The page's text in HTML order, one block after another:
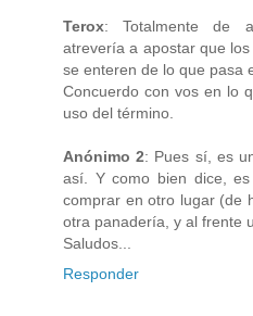
Terox: Totalmente de
atrevería a apostar que
se enteren de lo que pasa
Concuerdo con vos en lo
uso del término.
Anónimo 2: Pues sí, es
así. Y como bien dice,
comprar en otro lugar (de
otra panadería, y al frente
Saludos...
Responder